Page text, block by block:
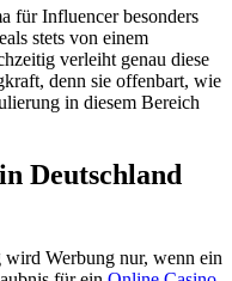
für Influencer besonders
stets von einem
verleiht genau diese
denn sie offenbart, wie
in diesem Bereich
Deutschland
Werbung nur, wenn ein